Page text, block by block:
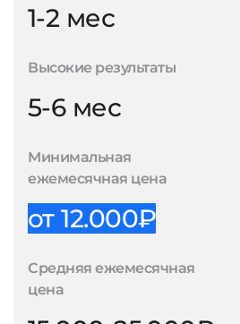
1-2 мес
Высокие результаты
5-6 мес
Минимальная
ежемесячная цена
от 12.000₽
Средняя ежемесячная
цена